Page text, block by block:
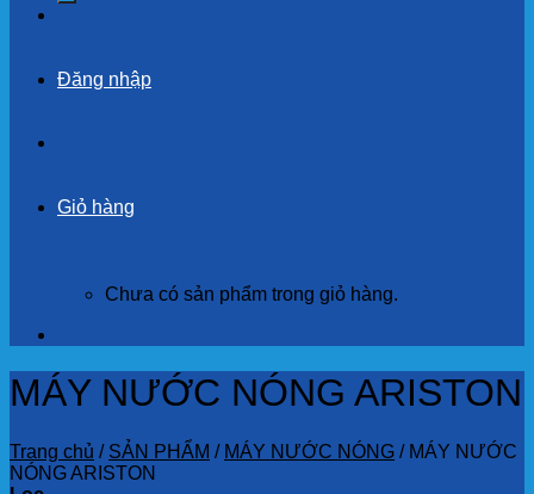
Đăng nhập
Giỏ hàng
Chưa có sản phẩm trong giỏ hàng.
MÁY NƯỚC NÓNG ARISTON
Trang chủ / SẢN PHẨM / MÁY NƯỚC NÓNG /MÁY NƯỚC
NÓNG ARISTON